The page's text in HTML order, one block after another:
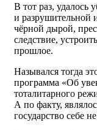
В тот раз, удалось
и разрушительной
чёрной дырой,
следствие,
прошлое.
Назывался тогда
программа «Об
тоталитарного
А по факту,
государство себе